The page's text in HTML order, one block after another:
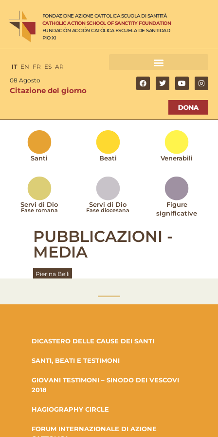
FONDAZIONE AZIONE CATTOLICA SCUOLA DI SANTITÀ
CATHOLIC ACTION SCHOOL OF SANCTITY FOUNDATION
FUNDACIÓN ACCIÓN CATÓLICA ESCUELA DE SANTIDAD
PIO XI
IT EN FR ES AR
08 Agosto
Citazione del giorno
Santi Beati Venerabili
Servi di Dio
Fase romana
Servi di Dio
Fase diocesana
Figure
significative
PUBBLICAZIONI -
MEDIA
Pierina Belli
DICASTERO DELLE CAUSE DEI SANTI
SANTI, BEATI E TESTIMONI
GIOVANI TESTIMONI – SINODO DEI VESCOVI
2018
HAGIOGRAPHY CIRCLE
FORUM INTERNAZIONALE DI AZIONE